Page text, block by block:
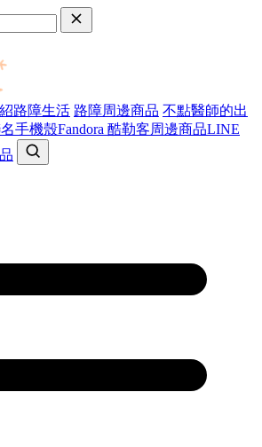
路障生活 路障周邊商品 不點醫師的出
名手機殼Fandora 酷勒客周邊商品LINE